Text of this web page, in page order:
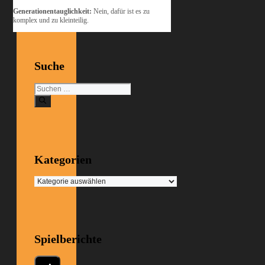
Generationentauglichkeit:Nein, dafür ist es zu
komplex und zu kleinteilig.
Suche
Suchen
nach:
Kategorien
Kategorien
Spielberichte